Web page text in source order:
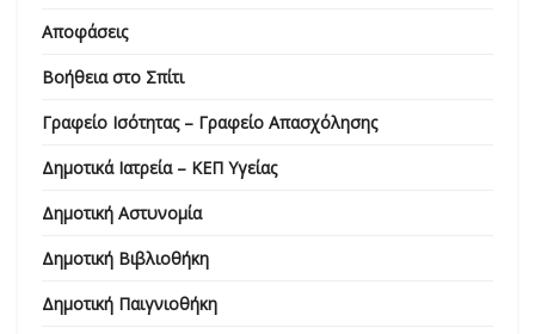
Αποφάσεις
Βοήθεια στο Σπίτι
Γραφείο Ισότητας – Γραφείο Απασχόλησης
Δημοτικά Ιατρεία – ΚΕΠ Υγείας
Δημοτική Αστυνομία
Δημοτική Βιβλιοθήκη
Δημοτική Παιγνιοθήκη